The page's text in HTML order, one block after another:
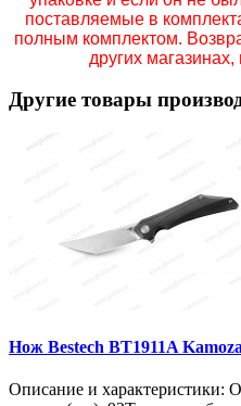
поставляемые в
полным комплектом.
других
Другие товары
Нож Bestech BT1911A Kamoza
Описание и характеристики: